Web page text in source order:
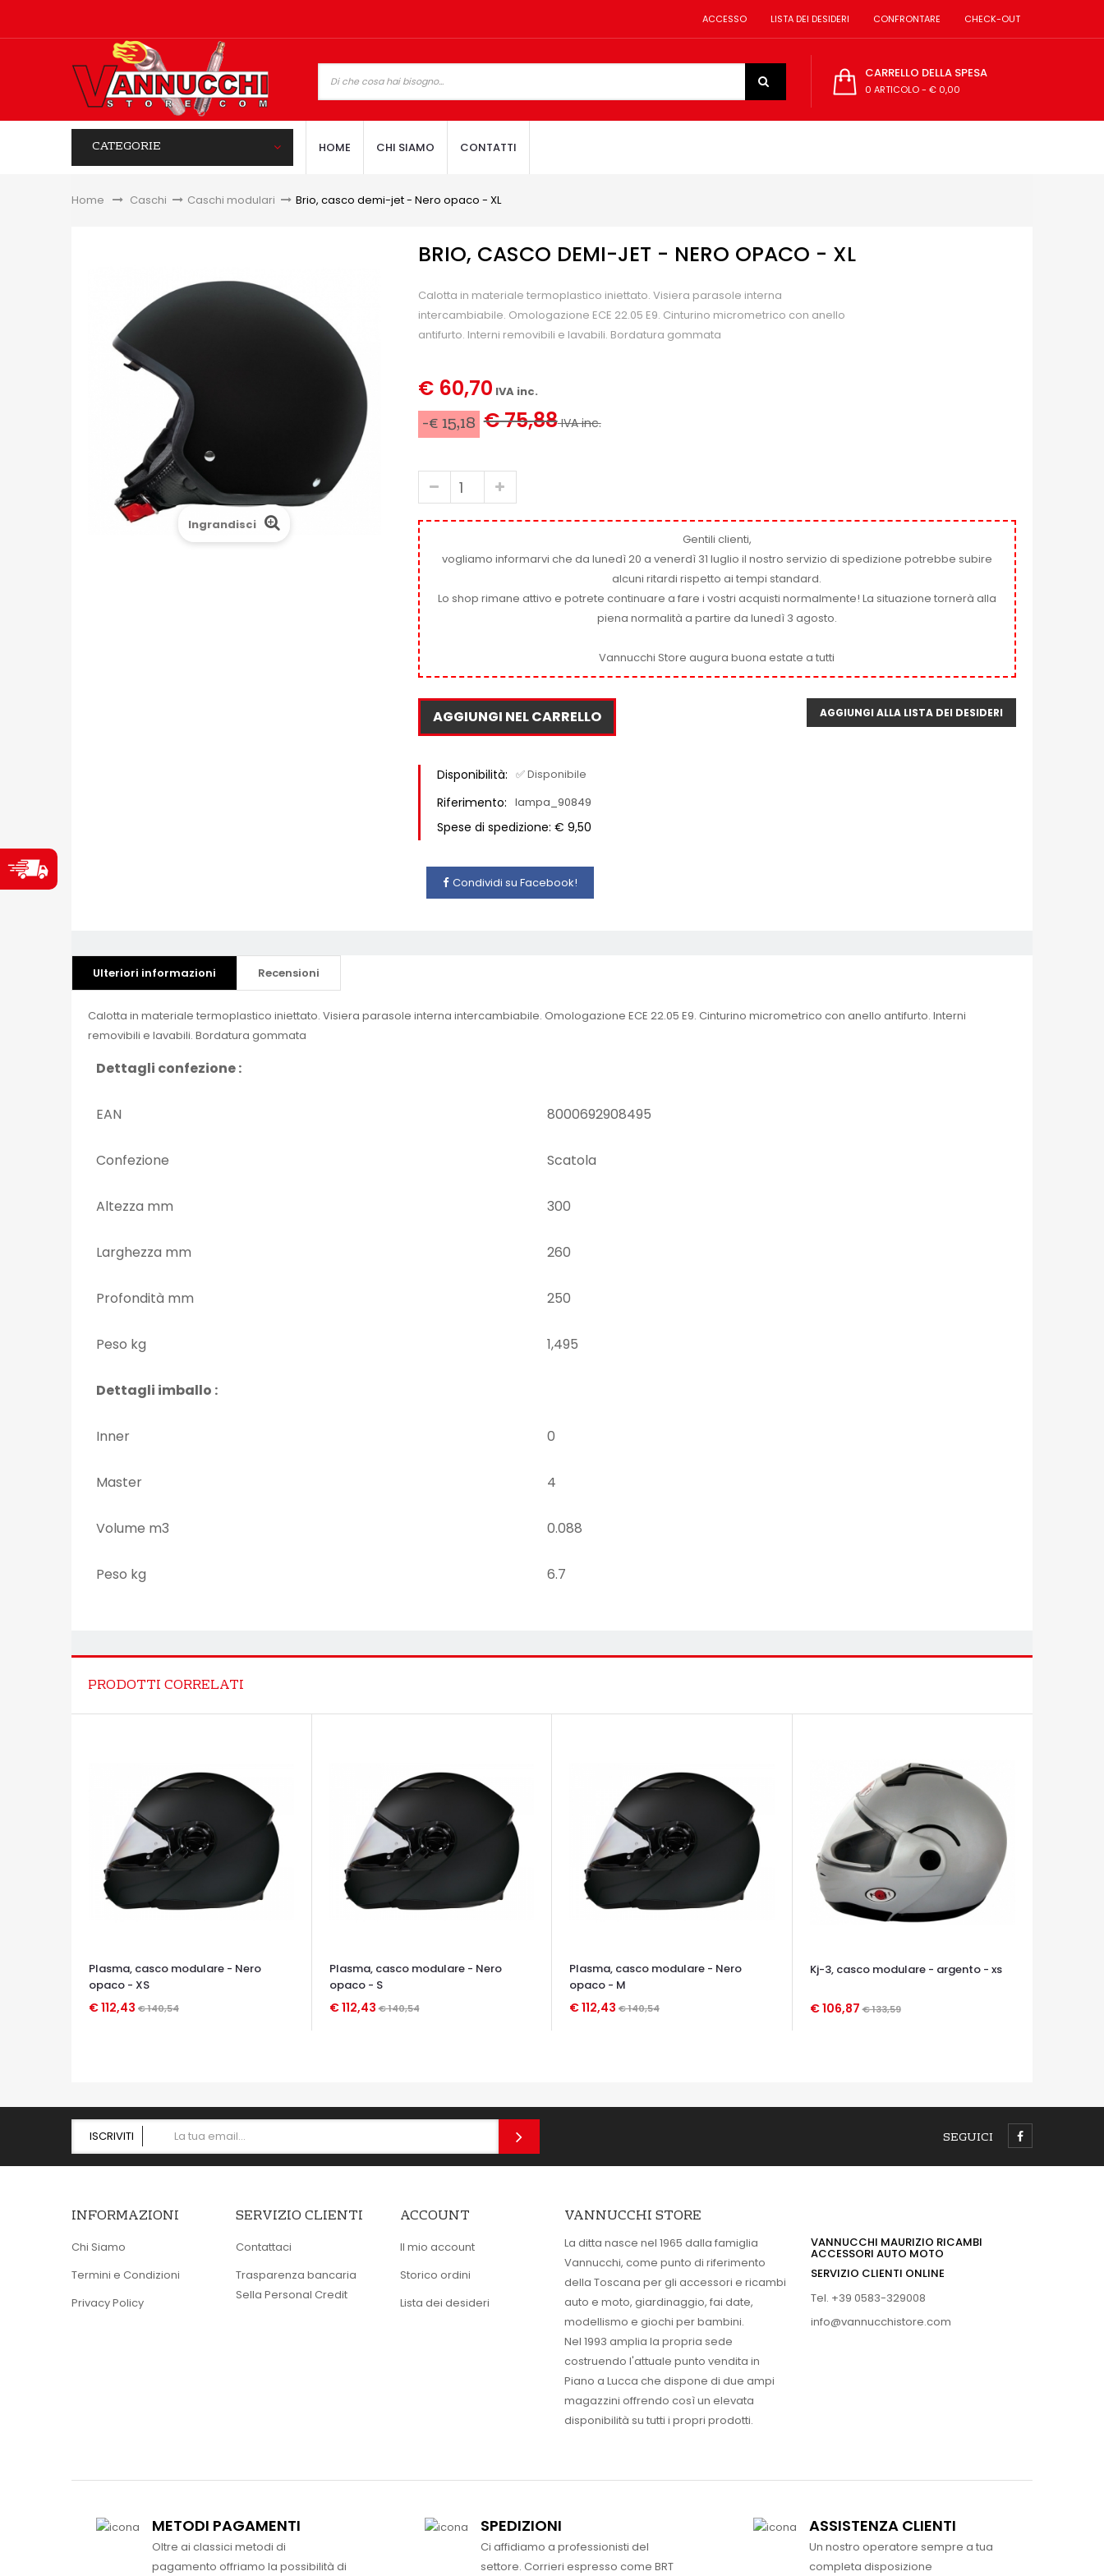
ACCESSO LISTA DEI DESIDERI CONFRONTARE CHECK-OUT
CARRELLO DELLA SPESA
0 ARTICOLO- € 0,00
CATEGORIE HOME CHI SIAMO CONTATTI
Home &gt;Caschi > Caschi modulari > Brio, casco demi-jet - Nero opaco - XL
Ingrandisci
BRIO, CASCO DEMI-JET - NERO OPACO - XL
Calotta in materiale termoplastico iniettato. Visiera parasole interna
intercambiabile. Omologazione ECE 22.05 E9. Cinturino micrometrico con anello
antifurto. Interni removibili e lavabili. Bordatura gommata
€ 60,70 IVA inc.
-€ 15,18 € 75,88IVA inc.
Gentili clienti,
vogliamo informarvi che da lunedì 20 a venerdì 31 luglio il nostro servizio di spedizione potrebbe subire
alcuni ritardi rispetto ai tempi standard.
Lo shop rimane attivo e potrete continuare a fare i vostri acquisti normalmente! La situazione tornerà alla
piena normalità a partire da lunedì 3 agosto.
Vannucchi Store augura buona estate a tutti
AGGIUNGI NEL CARRELLO AGGIUNGI ALLA LISTA DEI DESIDERI
Disponibilità: ✅ Disponibile
Riferimento: lampa_90849
Spese di spedizione: € 9,50
Condividi su Facebook!
Ulteriori informazioni Recensioni
Calotta in materiale termoplastico iniettato. Visiera parasole interna intercambiabile. Omologazione ECE 22.05 E9. Cinturino micrometrico con anello antifurto. Interni
removibili e lavabili. Bordatura gommata
Dettagli confezione :
EAN 8000692908495
Confezione Scatola
Altezza mm 300
Larghezza mm 260
Profondità mm 250
Peso kg 1,495
Dettagli imballo :
Inner 0
Master 4
Volume m3 0.088
Peso kg 6.7
PRODOTTI CORRELATI
Plasma, casco modulare - Nero
opaco - XS
€ 112,43 € 140,54
Plasma, casco modulare - Nero
opaco - S
€ 112,43€ 140,54
Plasma, casco modulare - Nero
opaco - M
€ 112,43 € 140,54
Kj-3, casco modulare - argento - xs
€ 106,87€ 133,59
ISCRIVITI SEGUICI
INFORMAZIONI
Chi Siamo
Termini e Condizioni
Privacy Policy
SERVIZIO CLIENTI
Contattaci
Trasparenza bancaria
Sella Personal Credit
ACCOUNT
Il mio account
Storico ordini
Lista dei desideri
VANNUCCHI STORE
La ditta nasce nel 1965 dalla famiglia
Vannucchi, come punto di riferimento
della Toscana per gli accessori e ricambi
auto e moto, giardinaggio, fai date,
modellismo e giochi per bambini.
Nel 1993 amplia la propria sede
costruendo l'attuale punto vendita in
Piano a Lucca che dispone di due ampi
magazzini offrendo così un elevata
disponibilità su tutti i propri prodotti.
VANNUCCHI MAURIZIO RICAMBI
ACCESSORI AUTO MOTO
SERVIZIO CLIENTI ONLINE
Tel. +39 0583-329008
info@vannucchistore.com
METODI PAGAMENTI
Oltre ai classici metodi di
pagamento offriamo la possibilità di
SPEDIZIONI
Ci affidiamo a professionisti del
settore. Corrieri espresso come BRT
ASSISTENZA CLIENTI
Un nostro operatore sempre a tua
completa disposizione